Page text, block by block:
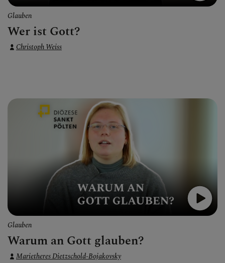
Glauben
Wer ist Gott?
Christoph Weiss
Glauben
Warum an Gott glauben?
Marietheres Dietzschold-Bojakovsky